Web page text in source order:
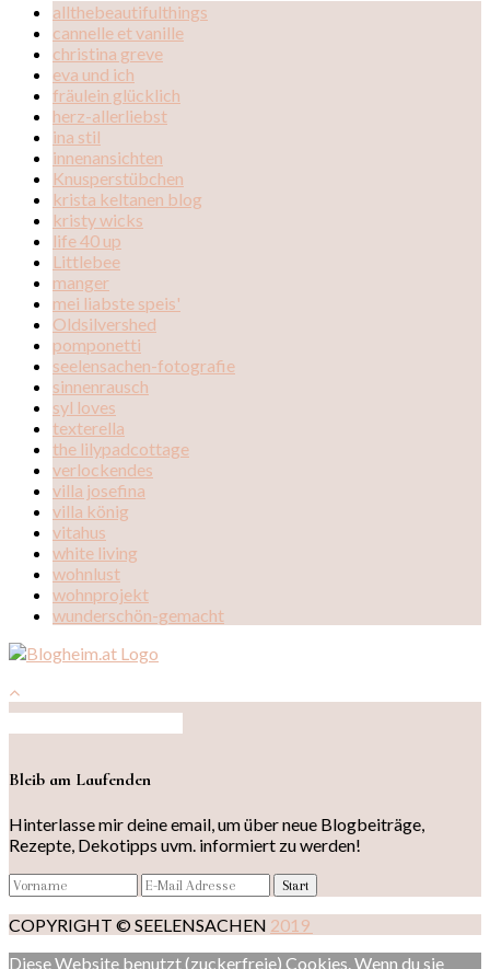
allthebeautifulthings
cannelle et vanille
christina greve
eva und ich
fräulein glücklich
herz-allerliebst
ina stil
innenansichten
Knusperstübchen
krista keltanen blog
kristy wicks
life 40 up
Littlebee
manger
mei liabste speis'
Oldsilvershed
pomponetti
seelensachen-fotografie
sinnenrausch
syl loves
texterella
the lilypadcottage
verlockendes
villa josefina
villa könig
vitahus
white living
wohnlust
wohnprojekt
wunderschön-gemacht
Bleib am Laufenden
Hinterlasse mir deine email, um über neue Blogbeiträge,
Rezepte, Dekotipps uvm. informiert zu werden!
COPYRIGHT © SEELENSACHEN 2019
Diese Website benutzt (zuckerfreie) Cookies. Wenn du sie